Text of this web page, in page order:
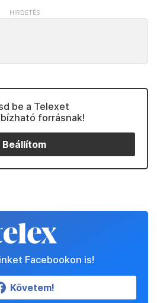
be a Telexet
forrásnak!
Beállítom
Facebookon is!
Követem!